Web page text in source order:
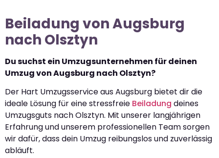
Beiladung von Augsburg
nach Olsztyn
Du suchst ein Umzugsunternehmen für deinen
Umzug von Augsburg nach Olsztyn?
Der Hart Umzugsservice aus Augsburg bietet dir die
ideale Lösung für eine stressfreie Beiladung deines
Umzugsguts nach Olsztyn. Mit unserer langjährigen
Erfahrung und unserem professionellen Team sorgen
wir dafür, dass dein Umzug reibungslos und zuverlässig
abläuft.